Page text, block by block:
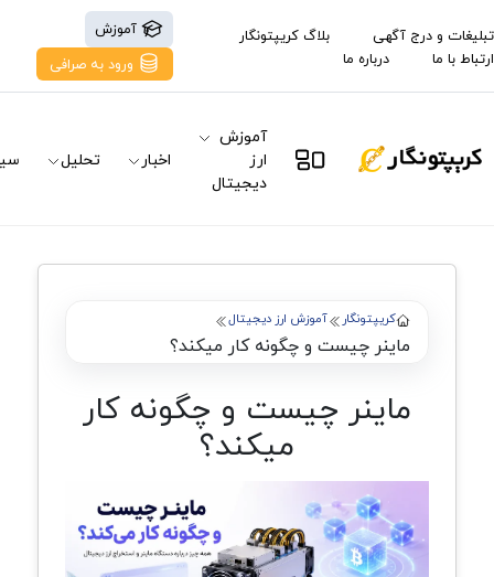
تبلیغات و درج آگهی
بلاگ کریپتونگار
ارتباط با ما
درباره ما
آموزش
ورود به صرافی
آموزش
ارز
دیجیتال
اخبار تحلیل
کریپتونگار آموزش ارز دیجیتال
ماینر چیست و چگونه کار میکند؟
ماینر چیست و چگونه کار
میکند؟